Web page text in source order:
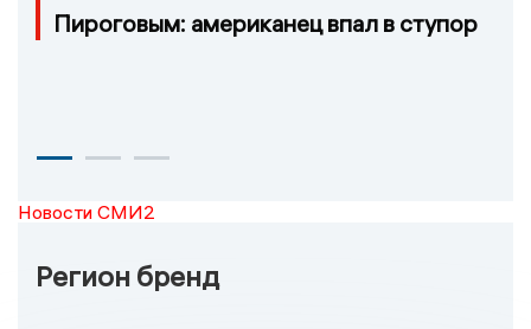
Пироговым: американец впал в ступор
Новости СМИ2
Регион бренд